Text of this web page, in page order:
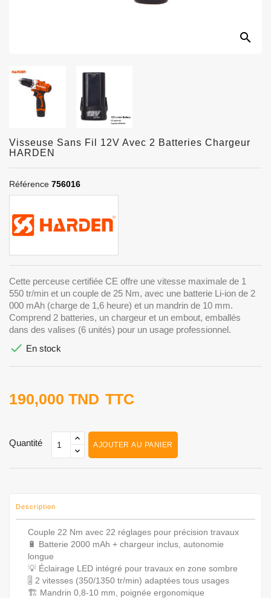
search
Visseuse Sans Fil 12V Avec 2 Batteries Chargeur
HARDEN
Référence 756016
Cette perceuse certifiée CE offre une vitesse maximale de 1
550 tr/min et un couple de 25 Nm, avec une batterie Li-ion de 2
000 mAh (charge de 1,6 heure) et un mandrin de 10 mm.
Comprend 2 batteries, un chargeur et un embout, emballés
dans des valises (6 unités) pour un usage professionnel.
 En stock
190,000 TND TTC
Quantité AJOUTER AU PANIER
Description
Couple 22 Nm avec 22 réglages pour précision travaux
🔋 Batterie 2000 mAh + chargeur inclus, autonomie
longue
💡 Éclairage LED intégré pour travaux en zone sombre
🎚️ 2 vitesses (350/1350 tr/min) adaptées tous usages
🏗️ Mandrin 0,8-10 mm, poignée ergonomique